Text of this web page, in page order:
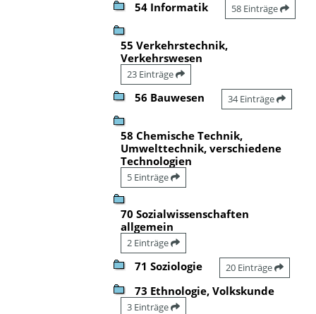
54 Informatik 58 Einträge
55 Verkehrstechnik,
Verkehrswesen
23 Einträge
56 Bauwesen 34 Einträge
58 Chemische Technik,
Umwelttechnik, verschiedene
Technologien
5 Einträge
70 Sozialwissenschaften
allgemein
2 Einträge
71 Soziologie 20 Einträge
73 Ethnologie, Volkskunde
3 Einträge